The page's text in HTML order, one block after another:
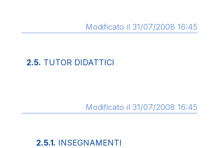
Modificato il 31/07/2008 16:45
2.5. TUTOR DIDATTICI
Modificato il 31/07/2008 16:45
2.5.1. INSEGNAMENTI